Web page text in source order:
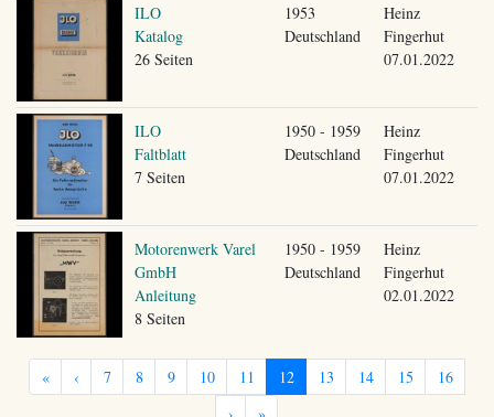
ILO
Katalog
26 Seiten
1953
Deutschland
Heinz
Fingerhut
07.01.2022
ILO
Faltblatt
7 Seiten
1950 - 1959
Deutschland
Heinz
Fingerhut
07.01.2022
Motorenwerk Varel
GmbH
Anleitung
8 Seiten
1950 - 1959
Deutschland
Heinz
Fingerhut
02.01.2022
« ‹ 7 8 9 10 11 12 13 14 15
16
›
»